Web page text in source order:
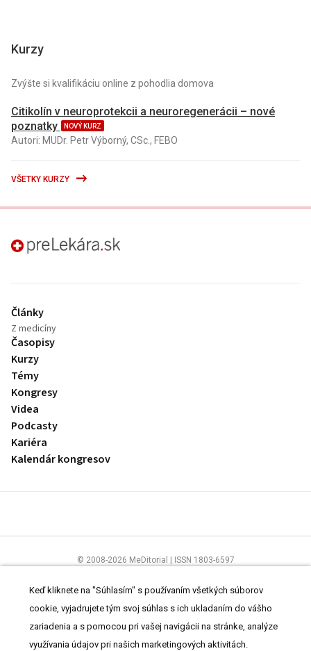
Kurzy
Zvýšte si kvalifikáciu online z pohodlia domova
Citikolín v neuroprotekcii a neuroregenerácii – nové
poznatky
NOVÝ KURZ
Autori: MUDr. Petr Výborný, CSc., FEBO
VŠETKY KURZY
preLekára.sk
Články
Z medicíny
Časopisy
Kurzy
Témy
Kongresy
Videa
Podcasty
Kariéra
Kalendár kongresov
© 2008-2026 MeDitorial | ISSN 1803-6597
ČítajteprehlásenieaZásady spracovania osobných údajov
Keď kliknete na "Súhlasím" s používaním všetkých súborov
cookie, vyjadrujete tým svoj súhlas s ich ukladaním do vášho
zariadenia a s pomocou pri vašej navigácii na stránke, analýze
využívania údajov pri našich marketingových aktivitách.